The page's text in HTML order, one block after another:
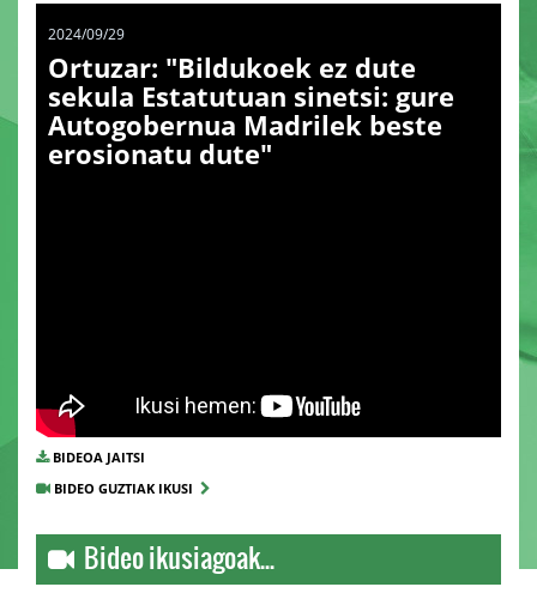
2024/09/29
Ortuzar: "Bildukoek ez dute
sekula Estatutuan sinetsi: gure
Autogobernua Madrilek beste
erosionatu dute"
BIDEOA JAITSI
BIDEO GUZTIAK IKUSI
Bideo ikusiagoak...